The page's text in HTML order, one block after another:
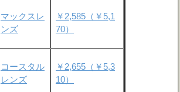
マックスレ
ンズ
￥2,585（￥5,1
70）
コースタル
レンズ
￥2,655（￥5,3
10）